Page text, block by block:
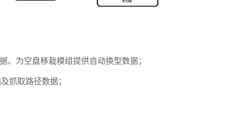
、为空盘移栽模组提供自动换型数据；
抓取路径数据；